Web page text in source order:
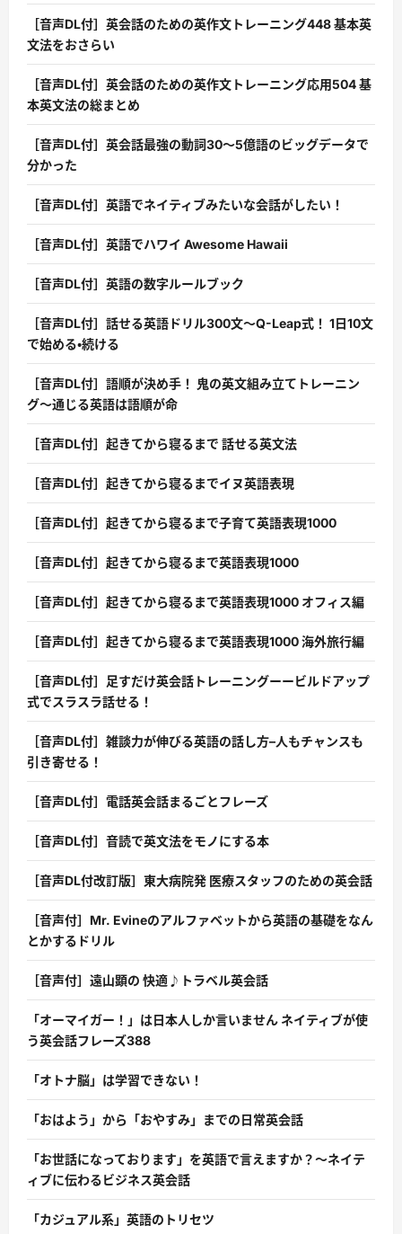
［音声DL付］英会話のための英作文トレーニング448 基本英
文法をおさらい
［音声DL付］英会話のための英作文トレーニング応用504 基
本英文法の総まとめ
［音声DL付］英会話最強の動詞30〜5億語のビッグデータで
分かった
［音声DL付］英語でネイティブみたいな会話がしたい！
［音声DL付］英語でハワイ Awesome Hawaii
［音声DL付］英語の数字ルールブック
［音声DL付］話せる英語ドリル300文〜Q-Leap式！ 1日10文
で始める・続ける
［音声DL付］語順が決め手！ 鬼の英文組み立てトレーニン
グ〜通じる英語は語順が命
［音声DL付］起きてから寝るまで 話せる英文法
［音声DL付］起きてから寝るまでイヌ英語表現
［音声DL付］起きてから寝るまで子育て英語表現1000
［音声DL付］起きてから寝るまで英語表現1000
［音声DL付］起きてから寝るまで英語表現1000 オフィス編
［音声DL付］起きてから寝るまで英語表現1000 海外旅行編
［音声DL付］足すだけ英会話トレーニングーービルドアップ
式でスラスラ話せる！
［音声DL付］雑談力が伸びる英語の話し方–人もチャンスも
引き寄せる！
［音声DL付］電話英会話まるごとフレーズ
［音声DL付］音読で英文法をモノにする本
［音声DL付改訂版］東大病院発 医療スタッフのための英会話
［音声付］Mr. Evineのアルファベットから英語の基礎をなん
とかするドリル
［音声付］遠山顕の 快適♪トラベル英会話
「オーマイガー！」は日本人しか言いません ネイティブが使
う英会話フレーズ388
「オトナ脳」は学習できない！
「おはよう」から「おやすみ」までの日常英会話
「お世話になっております」を英語で言えますか？〜ネイテ
ィブに伝わるビジネス英会話
「カジュアル系」英語のトリセツ